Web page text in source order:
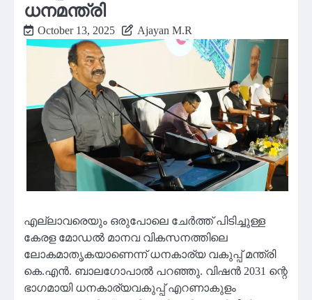
ധനമന്ത്രി
October 13, 2025 Ajayan M.R
എല്ലാവരെയും ഒരുപോലെ ചേർത്ത് പിടിച്ചുള്ള
കേരള മോഡൽ മാനവ വികസനത്തിലെ
ലോകമാതൃകയാണെന്ന് ധനകാര്യ വകുപ്പ് മന്ത്രി
കെ.എൻ. ബാലഗോപാൽ പറഞ്ഞു. വിഷൻ 2031 ന്റെ
ഭാഗമായി ധനകാര്യവകുപ്പ് എറണാകുളം